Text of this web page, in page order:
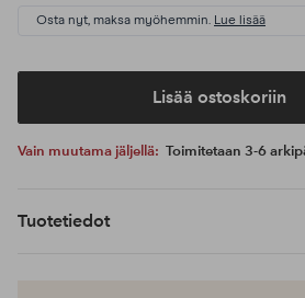
Osta nyt, maksa myöhemmin. Lue lisää
Lisää ostoskoriin
Vain muutama jäljellä: Toimitetaan 3-6
Tuotetiedot